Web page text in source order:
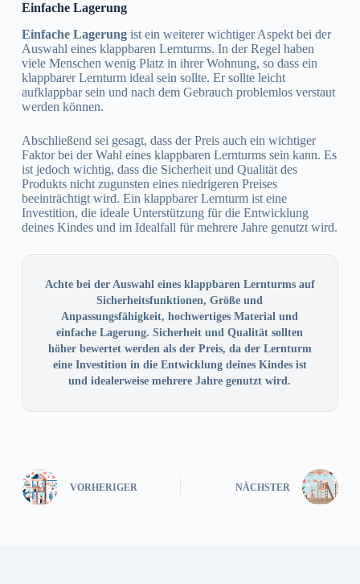
Einfache Lagerung
Einfache Lagerungist ein weiterer wichtiger Aspekt bei der
Auswahl eines klappbaren Lernturms. In der Regel haben
viele Menschen wenig Platz in ihrer Wohnung, so dass ein
klappbarer Lernturm ideal sein sollte. Er sollte leicht
aufklappbar sein und nach dem Gebrauch problemlos verstaut
werden können.
Abschließend sei gesagt, dass der Preis auch ein wichtiger
Faktor bei der Wahl eines klappbaren Lernturms sein kann. Es
ist jedoch wichtig, dass die Sicherheit und Qualität des
Produkts nicht zugunsten eines niedrigeren Preises
beeinträchtigt wird. Ein klappbarer Lernturm ist eine
Investition, die ideale Unterstützung für die Entwicklung
deines Kindes und im Idealfall für mehrere Jahre genutzt wird.
Achte bei der Auswahl eines klappbaren Lernturms auf
Sicherheitsfunktionen, Größe und
Anpassungsfähigkeit, hochwertiges Material und
einfache Lagerung. Sicherheit und Qualität sollten
höher bewertet werden als der Preis, da der Lernturm
eine Investition in die Entwicklung deines Kindes ist
und idealerweise mehrere Jahre genutzt wird.
VORHERIGER NÄCHSTER